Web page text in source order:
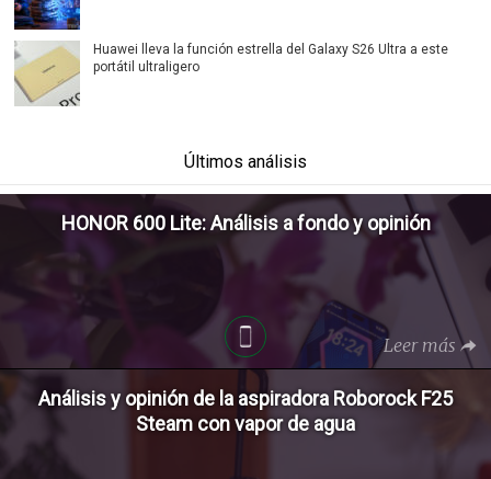
Huawei lleva la función estrella del Galaxy S26 Ultra a este
portátil ultraligero
Últimos análisis
HONOR 600 Lite: Análisis a fondo y opinión
Leer más
Análisis y opinión de la aspiradora Roborock F25
Steam con vapor de agua